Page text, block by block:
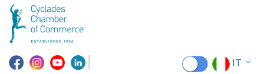
IT